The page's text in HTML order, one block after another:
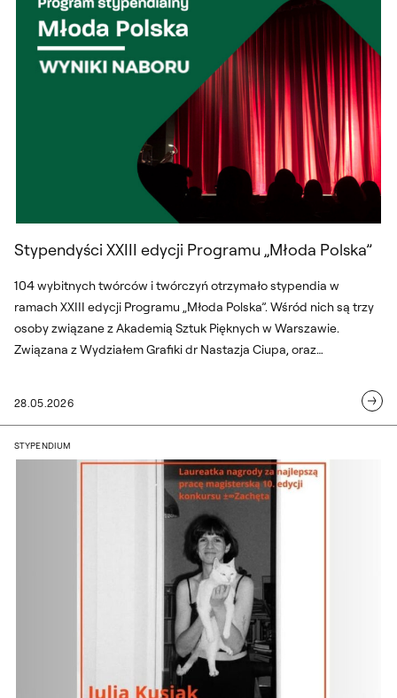
Stypendyści XXIII edycji Programu „Młoda Polska”
104 wybitnych twórców i twórczyń otrzymało stypendia w
ramach XXIII edycji Programu „Młoda Polska”. Wśród nich są trzy
osoby związane z Akademią Sztuk Pięknych w Warszawie.
Związana z Wydziałem Grafiki dr Nastazja Ciupa, oraz
28.05.2026
Julia Kusiak laureatką 10. edycji
STYPENDIUM
Julia Kusiak laureatką 10. edycji